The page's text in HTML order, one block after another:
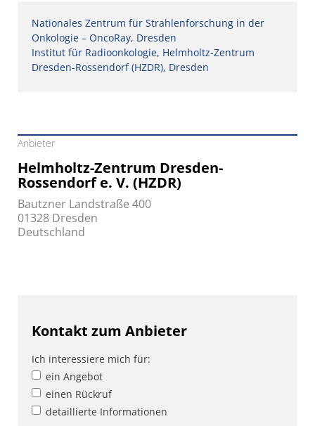
Nationales Zentrum für Strahlenforschung in der
Onkologie – OncoRay, Dresden
Institut für Radioonkologie, Helmholtz-Zentrum
Dresden-Rossendorf (HZDR), Dresden
Anbieter
Helmholtz-Zentrum Dresden-
Rossendorf e. V. (HZDR)
Bautzner Landstraße 400
01328 Dresden
Deutschland
Kontakt zum Anbieter
Ich interessiere mich für:
ein Angebot
einen Rückruf
detaillierte Informationen